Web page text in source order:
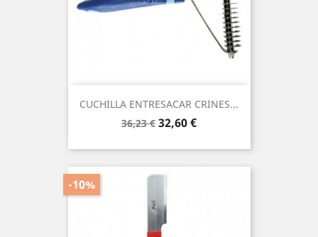
CUCHILLA ENTRESACAR CRINES...
Precio
36,23 € Precio
32,60 €
-10%